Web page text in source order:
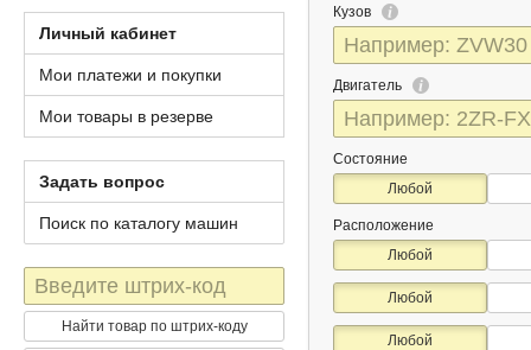
Кузов
Двигатель
Состояние
Любой
Расположение
Любой
Любой
Любой
Личный кабинет
Мои платежи и покупки
Мои товары в резерве
Задать вопрос
Поиск по каталогу машин
Штрих-
код
Найти товар по штрих-коду